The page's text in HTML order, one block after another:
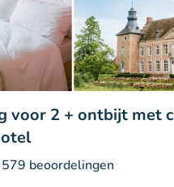
voor 2 + ontbijt met
579 beoordelingen